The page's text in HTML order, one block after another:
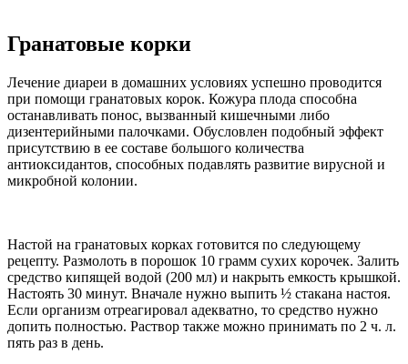
Гранатовые корки
Лечение диареи в домашних условиях успешно проводится
при помощи гранатовых корок. Кожура плода способна
останавливать понос, вызванный кишечными либо
дизентерийными палочками. Обусловлен подобный эффект
присутствию в ее составе большого количества
антиоксидантов, способных подавлять развитие вирусной и
микробной колонии.
Настой на гранатовых корках готовится по следующему
рецепту. Размолоть в порошок 10 грамм сухих корочек. Залить
средство кипящей водой (200 мл) и накрыть емкость крышкой.
Настоять 30 минут. Вначале нужно выпить ½ стакана настоя.
Если организм отреагировал адекватно, то средство нужно
допить полностью. Раствор также можно принимать по 2 ч. л.
пять раз в день.